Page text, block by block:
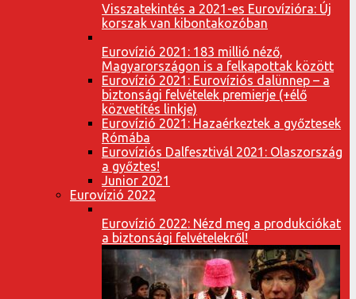
Visszatekintés a 2021-es Eurovízióra: Új
korszak van kibontakozóban
Eurovízió 2021: 183 millió néző,
Magyarországon is a felkapottak között
Eurovízió 2021: Eurovíziós dalünnep – a
biztonsági felvételek premierje (+élő
közvetítés linkje)
Eurovízió 2021: Hazaérkeztek a győztesek
Rómába
Eurovíziós Dalfesztivál 2021: Olaszország
a győztes!
Junior 2021
Eurovízió 2022
Eurovízió 2022: Nézd meg a produkciókat
a biztonsági felvételekről!